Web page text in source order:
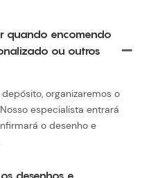
quando encomendo
ou outros
organizaremos o
especialista entrará
o desenho e